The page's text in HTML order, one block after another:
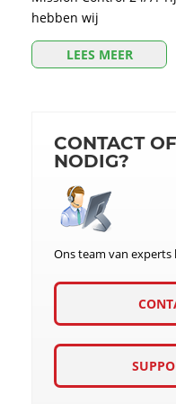
hebben wij
LEES MEER
CONTACT
NODIG?
Ons team van experts